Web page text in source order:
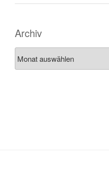
Archiv